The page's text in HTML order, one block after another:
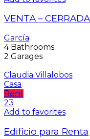
VENTA –
García
4Bathrooms
2 Garages
Claudia Villalobos
Casa
Rent
23
Add to favorites
Edificio para Renta